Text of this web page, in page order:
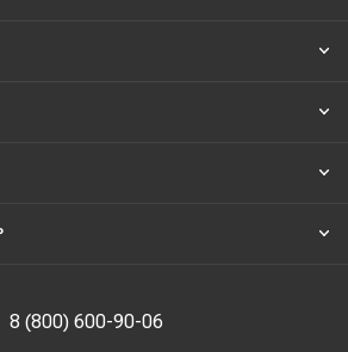
8 (800) 600-90-06